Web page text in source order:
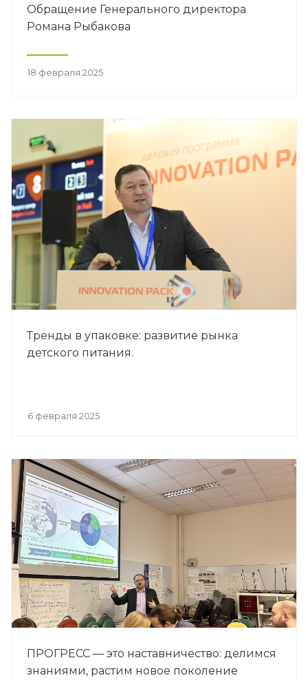
Обращение Генерального директора
Романа Рыбакова
18 февраля 2025
Тренды в упаковке: развитие рынка
детского питания.
6 февраля 2025
ПРОГРЕСС — это наставничество: делимся
знаниями, растим новое поколение